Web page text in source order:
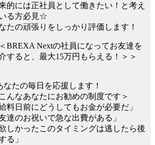
的には正社員として働きたい！と考え
る方必見☆
たの頑張りをしっかり評価します！
BREXA Nextの社員になってお友達を
すると、最大15万円もらえる！＞＞
なたの毎日を応援します！
んなあなたにお勧めの制度です＞
給料日前にどうしてもお金が必要だ」
友達のお祝いで急な出費がある」
欲しかったこのタイミングは逃したら後
る」